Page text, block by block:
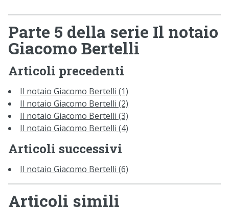
Parte 5 della serie Il notaio
Giacomo Bertelli
Articoli precedenti
Il notaio Giacomo Bertelli (1)
Il notaio Giacomo Bertelli (2)
Il notaio Giacomo Bertelli (3)
Il notaio Giacomo Bertelli (4)
Articoli successivi
Il notaio Giacomo Bertelli (6)
Articoli simili